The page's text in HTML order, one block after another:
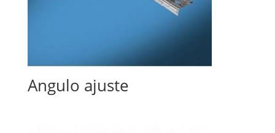
Angulo ajuste